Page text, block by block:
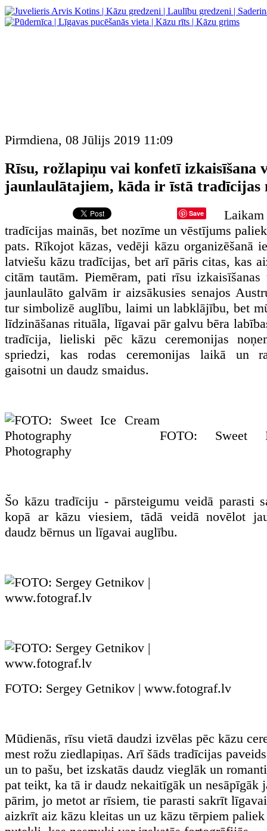
Pirmdiena, 08 Jūlijs 2019 11:09
Rīsu, rožlapiņu vai konfetī izkaisīšana
jaunlaulātajiem, kāda ir īstā tradīcijas
Save
tradīcijas mainās, bet nozīme un vēstījums
pats. Rīkojot kāzas, vedēji kāzu organizēšanā
latviešu kāzu tradīcijas, bet arī pāris citas, kas
citām tautām. Piemēram, pati rīsu
jaunlaulāto galvām ir aizsākusies senajos
tur simbolizē auglību, laimi un labklājību, bet
līdzināšanas rituāla, līgavai pār galvu bēra
tradīcija, lieliski pēc kāzu ceremonijas
spriedzi, kas rodas ceremonijas laikā un
gaisotni un daudz smaidus.
FOTO: Sweet
Photography
Šo kāzu tradīciju - pārsteigumu veidā parasti
kopā ar kāzu viesiem, tādā veidā novēlot
daudz bērnus un līgavai auglību.
FOTO: Sergey Getnikov | www.fotograf.lv
Mūdienās, rīsu vietā daudzi izvēlas pēc kāzu
mest rožu ziedlapiņas. Arī šāds tradīcijas
un to pašu, bet izskatās daudz vieglāk un
pat teikt, ka tā ir daudz nekaitīgāk un nesāpīgāk
pārim, jo metot ar rīsiem, tie parasti sakrīt
aizkrīt aiz kāzu kleitas un uz kāzu tērpiem